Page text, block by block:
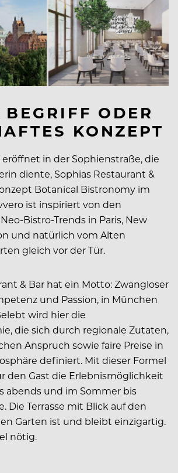
ODER
KONZEPT
eröffnet in der Sophienstraße, die
diente, Sophias Restaurant &
Botanical Bistronomy im
ist inspiriert von den
Bistro-Trends in Paris, New
und natürlich vom Alten
gleich vor der Tür.
& Bar hat ein Motto: Zwangloser
und Passion, in München
wird hier die
die sich durch regionale Zutaten,
Anspruch sowie faire Preise in
definiert. Mit dieser Formel
den Gast die Erlebnismöglichkeit
abends und im Sommer bis
Die Terrasse mit Blick auf den
Garten ist und bleibt einzigartig.
nötig.